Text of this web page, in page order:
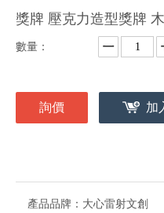
獎牌 壓克力造型獎牌
數量：
詢價 加
產品品牌： 大心雷射文創